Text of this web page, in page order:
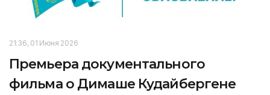
21:36, 01 Июня 2026
Премьера документального
фильма о Димаше Кудайбергене